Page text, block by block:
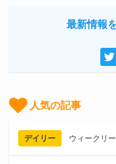
最新情報
人気の記事
デイリー ウィークリー